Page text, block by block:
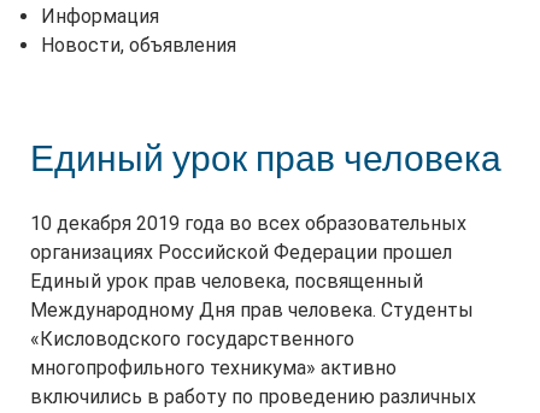
Информация
Новости, объявления
Единый урок прав человека
10 декабря 2019 года во всех образовательных
организациях Российской Федерации прошел
Единый урок прав человека, посвященный
Международному Дня прав человека. Студенты
«Кисловодского государственного
многопрофильного техникума» активно
включились в работу по проведению различных